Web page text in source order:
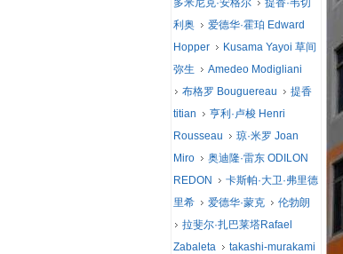
多米尼克·安格尔
提香·韦切
利奥
爱德华·霍珀 Edward
Hopper
Kusama Yayoi 草间
弥生
Amedeo Modigliani
布格罗 Bouguereau
提香
titian
亨利·卢梭 Henri
Rousseau
琼·米罗 Joan
Miro
奥迪隆·雷东 ODILON
REDON
卡斯帕·大卫·弗里德
里希
爱德华·蒙克
伦勃朗
拉斐尔·扎巴莱塔Rafael
Zabaleta
takashi-murakami